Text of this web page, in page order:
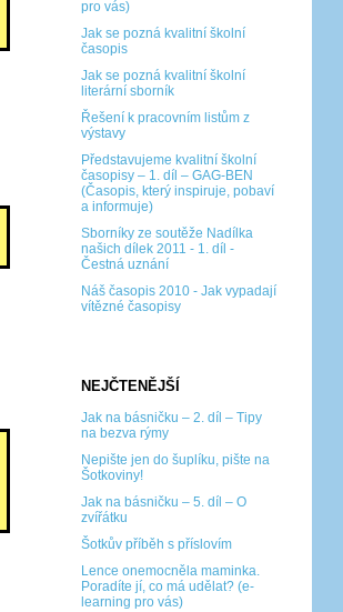
pro vás)
Jak se pozná kvalitní školní
časopis
Jak se pozná kvalitní školní
literární sborník
Řešení k pracovním listům z
výstavy
Představujeme kvalitní školní
časopisy – 1. díl – GAG-BEN
(Časopis, který inspiruje, pobaví
a informuje)
Sborníky ze soutěže Nadílka
našich dílek 2011 - 1. díl -
Čestná uznání
Náš časopis 2010 - Jak vypadají
vítězné časopisy
NEJČTENĚJŠÍ
Jak na básničku – 2. díl – Tipy
na bezva rýmy
Nepište jen do šuplíku, pište na
Šotkoviny!
Jak na básničku – 5. díl – O
zvířátku
Šotkův příběh s příslovím
Lence onemocněla maminka.
Poradíte jí, co má udělat? (e-
learning pro vás)